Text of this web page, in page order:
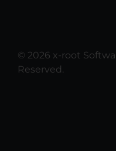
© 2026 x-root
Reserved.